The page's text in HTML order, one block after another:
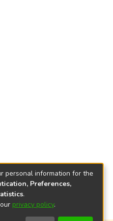
personal information for the
Preferences,
.
privacy policy.